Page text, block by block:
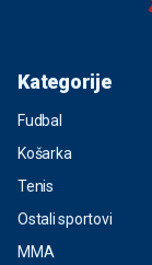
Kategorije
Fudbal
Košarka
Tenis
Ostali sportovi
MMA